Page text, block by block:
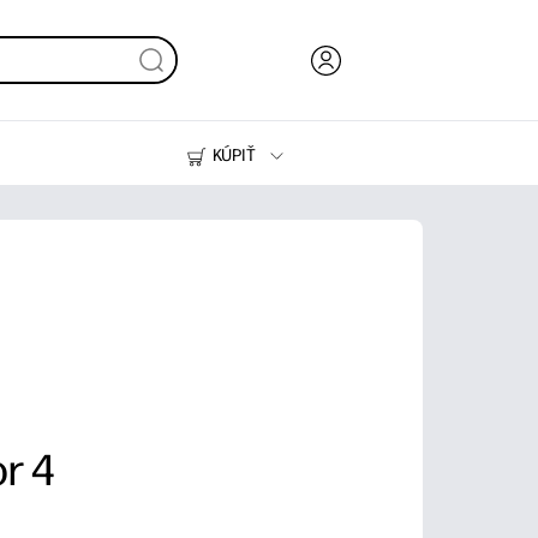
KÚPIŤ
Tlačiarne
4